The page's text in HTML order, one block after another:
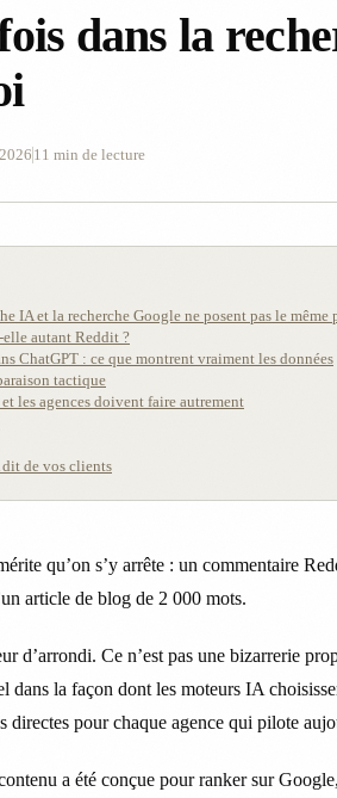
dans la
11 min de lecture
IA et la recherche Google ne posent pas le même
autant Reddit ?
ChatGPT : ce que montrent vraiment les données
tactique
les agences doivent faire autrement
de vos clients
qu’on s’y arrête : un commentaire
article de blog de 2 000 mots.
d’arrondi. Ce n’est pas une bizarrerie
dans la façon dont les moteurs IA
directes pour chaque agence qui pilote
a été conçue pour ranker sur